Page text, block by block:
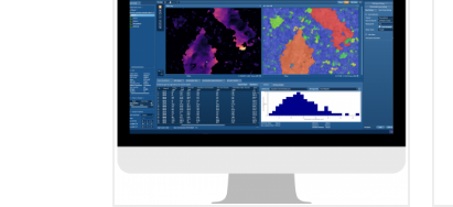
采集高质量的数据只是EBSD分析的第
一步。接下来，AZtecCrystal提供了
处理和分析EBSD数据所需的工具，并
帮助解决您的材料问题。
AZtecCrystal可与AZtecHKL无缝集成
或作为独立程序运行，为专家和新手
都设定了EBSD数据处理的新标准。